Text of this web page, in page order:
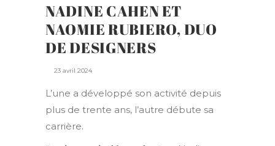
NADINE CAHEN ET
NAOMIE RUBIERO, DUO
DE DESIGNERS
23 avril 2024
L’une a développé son activité depuis
plus de trente ans, l’autre débute sa
carrière.